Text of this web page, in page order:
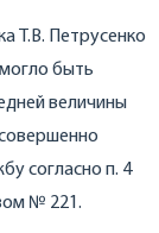
Т.В. Петрусенко
быть
величины
согласно п. 4
№ 221.